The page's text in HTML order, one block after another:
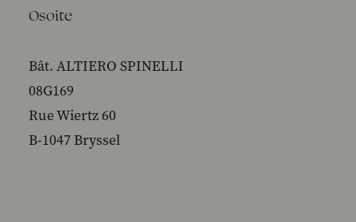
Osoite
Bât. ALTIERO SPINELLI
08G169
Rue Wiertz 60
B-1047 Bryssel